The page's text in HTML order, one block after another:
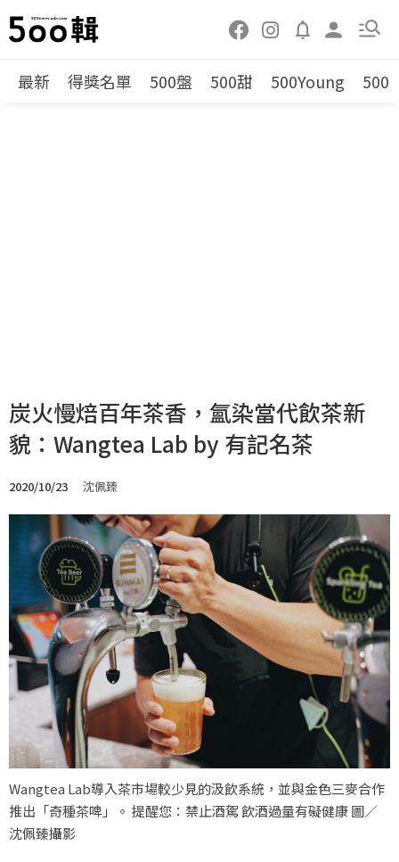
最新 得獎名單 500盤 500甜 500Young 500
炭火慢焙百年茶香，氳染當代飲茶新
貌：Wangtea Lab by 有記名茶
2020/10/23 沈佩臻
Wangtea Lab導入茶市場較少見的汲飲系統，並與金色三麥合作
推出「奇種茶啤」。 提醒您：禁止酒駕 飲酒過量有礙健康 圖／
沈佩臻攝影